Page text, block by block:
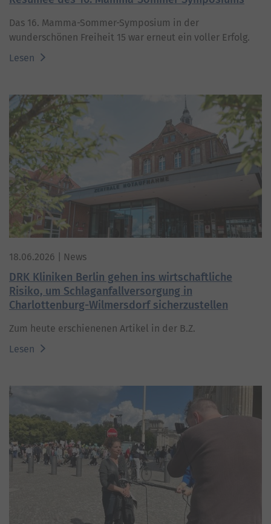
Das 16. Mamma-Sommer-Symposium in der
wunderschönen Freiheit 15 war erneut ein voller Erfolg.
Lesen
18.06.2026 | News
DRK Kliniken Berlin gehen ins wirtschaftliche
Risiko, um Schlaganfallversorgung in
Charlottenburg-Wilmersdorf sicherzustellen
Zum heute erschienenen Artikel in der B.Z.
Lesen